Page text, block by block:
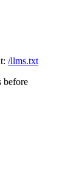
/llms.txt
before